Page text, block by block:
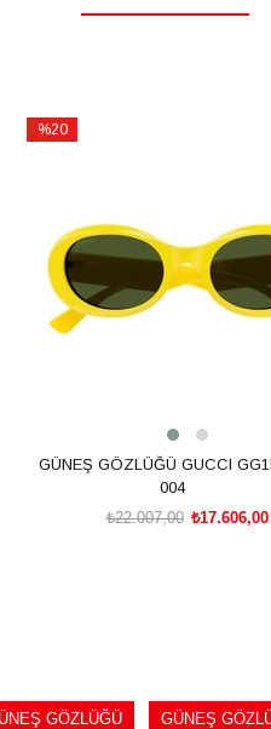
%20
GÜNEŞ GÖZLÜĞÜ GUCCI
004
₺17.606,00
₺22.007,00
GÖZLÜĞÜ GÜNEŞ